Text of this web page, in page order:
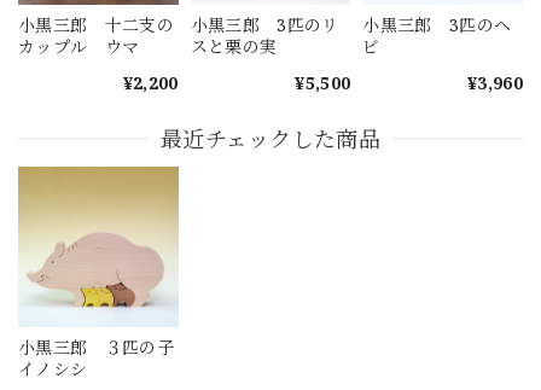
小黒三郎 十二支の
カップル ウマ
¥2,200
小黒三郎 3匹のリ
スと栗の実
¥5,500
小黒三郎 3匹のヘ
ビ
¥3,960
最近チェックした商品
小黒三郎 ３匹の子
イノシシ